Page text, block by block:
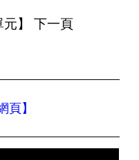
】 下一頁
頁】